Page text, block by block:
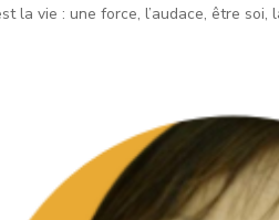
la vie : une force, l’audace, être